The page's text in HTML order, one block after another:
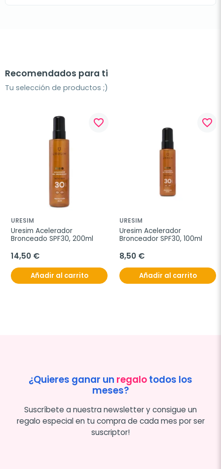
Recomendados para ti
Tu selección de productos ;)
favorite_border
URESIM
Uresim Acelerador
Bronceado SPF30, 200ml
14,50 €
Añadir al carrito
favorite_border
URESIM
Uresim Acelerador
Bronceador SPF30, 100ml
8,50 €
Añadir al carrito
¿Quieres ganar un regalotodos los
meses?
Suscríbete a nuestra newsletter y consigue un
regalo especial en tu compra de cada mes por ser
suscriptor!